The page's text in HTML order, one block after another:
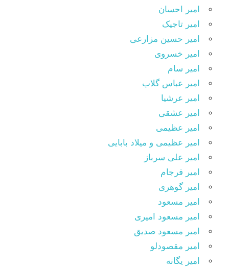
امیر احسان
امیر تاجیک
امیر حسین مزارعی
امیر خسروی
امیر سام
امیر عباس گلاب
امیر عرشیا
امیر عشقی
امیر عظیمی
امیر عظیمی و میلاد بابایی
امیر علی سرباز
امیر فرجام
امیر گوهری
امیر مسعود
امیر مسعود امیری
امیر مسعود صدیق
امیر مقصودلو
امیر یگانه